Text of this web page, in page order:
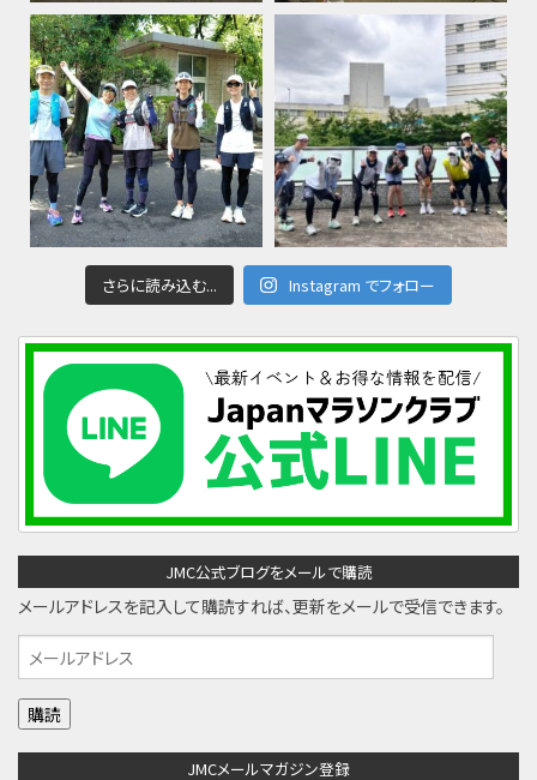
さらに読み込む... Instagram でフォロー
JMC公式ブログをメールで購読
メールアドレスを記入して購読すれば、更新をメールで受信できます。
メ
ー
ル
JMCメールマガジン登録